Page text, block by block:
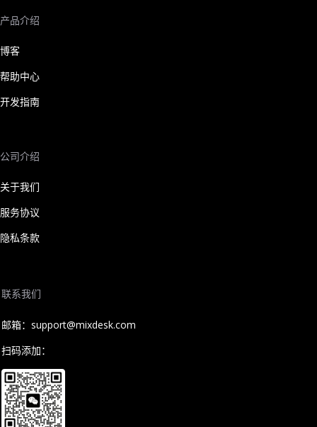
产品介绍
博客
帮助中心
开发指南
公司介绍
关于我们
服务协议
隐私条款
联系我们
邮箱：support@mixdesk.com
扫码添加：